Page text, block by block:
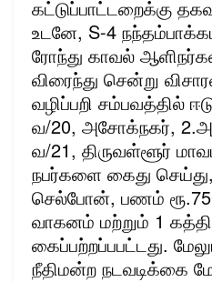
கட்டுப்பாட்டறைக்கு
உடனே, S-4
ரோந்து காவல்
விரைந்து சென்று
வழிப்பறி சம்பவத்தில்
வ/20, அசோக்நகர்,
வ/21, திருவள்ளூர்
நபர்களை கைது செய்து,
செல்போன், பணம்
வாகனம் மற்றும் 1
கைப்பற்றப்பபட்டது.
நீதிமன்ற நடவடிக்கை